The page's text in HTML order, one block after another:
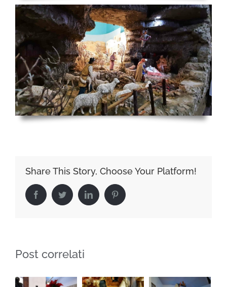
Share This Story, Choose Your Platform!
FacebookTwitter LinkedIn Pinterest
Post correlati